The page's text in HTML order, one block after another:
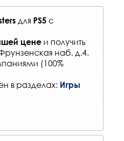
для PS5 с
цене и получить
наб. д.4.
(100%
в разделах: Игры